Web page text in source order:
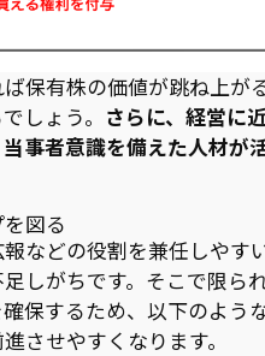
保有株の価値が跳ね上が
しょう。 さらに、経営に
事者意識を備えた人材が
図る
などの役割を兼任しやす
しがちです。そこで限ら
保するため、以下のよう
させやすくなります。